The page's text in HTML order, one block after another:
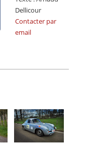
Dellicour
Contacter par
email